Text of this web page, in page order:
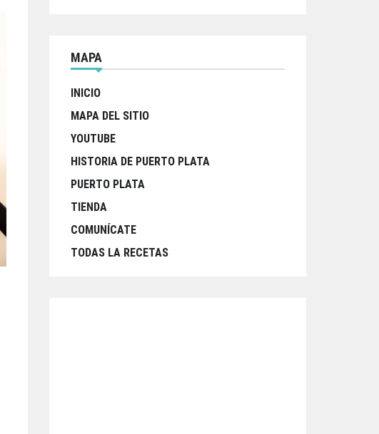
MAPA
INICIO
MAPA DEL SITIO
YOUTUBE
HISTORIA DE PUERTO PLATA
PUERTO PLATA
TIENDA
COMUNÍCATE
TODAS LA RECETAS